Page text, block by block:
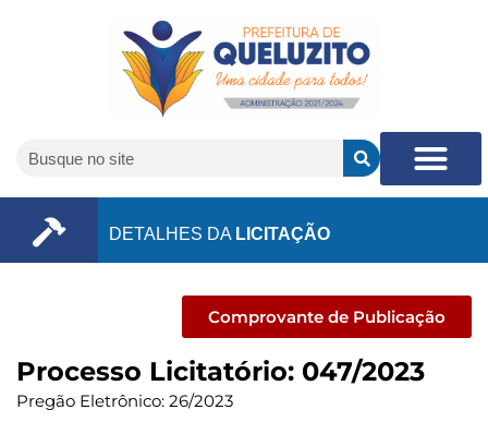
DETALHES DA LICITAÇÃO
Comprovante de Publicação
Processo Licitatório: 047/2023
Pregão Eletrônico: 26/2023